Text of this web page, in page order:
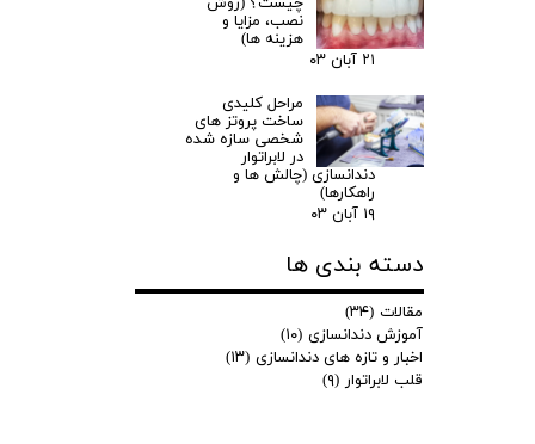
نصب، مزایا و
هزینه ها)
۲۱ آبان ۰۳
مراحل کلیدی
ساخت پروتز های
شخصی سازه شده
در لابراتوار
دندانسازی (چالش ها و
راهکارها)
۱۹ آبان ۰۳
دسته بندی ها
مقالات (۳۴)
آموزش دندانسازی (۱۰)
اخبار و تازه های دندانسازی (۱۳)
قلب لابراتوار (۹)